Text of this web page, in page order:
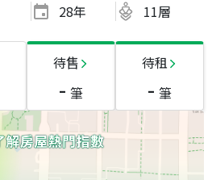
28年 11層
待售
- 筆
待租
- 筆